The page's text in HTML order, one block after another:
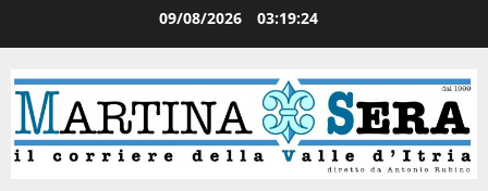
09/08/2026 03:19:25